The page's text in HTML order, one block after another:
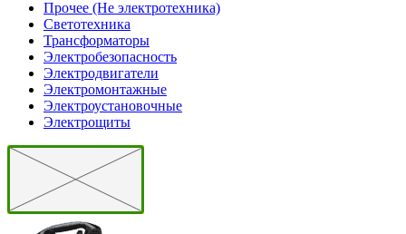
Прочее (Не электротехника)
Светотехника
Трансформаторы
Электробезопасность
Электродвигатели
Электромонтажные
Электроустановочные
Электрощиты